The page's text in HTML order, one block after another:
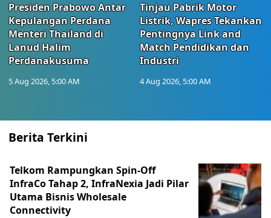
Presiden Prabowo Antar
Kepulangan Perdana
Menteri Thailand di
Lanud Halim
Perdanakusuma
5 Aug 2026, 5:00 AM
Tinjau Pabrik Motor
Listrik, Wapres Tekankan
Pentingnya Link and
Match Pendidikan dan
Industri
4 Aug 2026, 5:00 AM
Berita Terkini
Telkom Rampungkan Spin-Off
InfraCo Tahap 2, InfraNexia Jadi Pilar
Utama Bisnis Wholesale
Connectivity